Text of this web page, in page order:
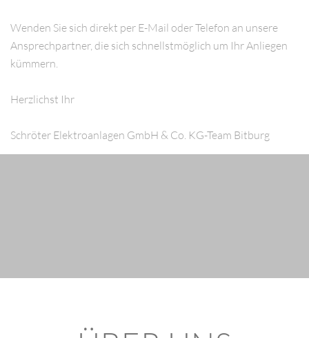
Wenden Sie sich direkt per E-Mail oder Telefon an unsere
Ansprechpartner, die sich schnellstmöglich um Ihr Anliegen
kümmern.
Herzlichst Ihr
Schröter Elektroanlagen GmbH & Co. KG-Team Bitburg